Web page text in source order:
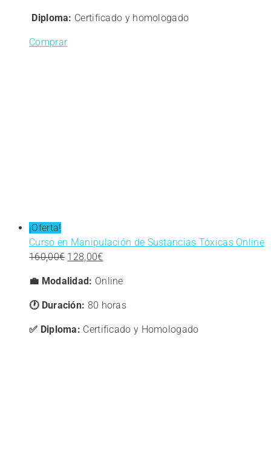
Diploma: Certificado y homologado
Comprar
¡Oferta!
Curso en Manipulación de Sustancias Tóxicas Online
160,00€ El
original
era:
128,00€
actual
es:
💼 Modalidad: Online
🕐 Duración: 80 horas
✅ Diploma: Certificado y Homologado